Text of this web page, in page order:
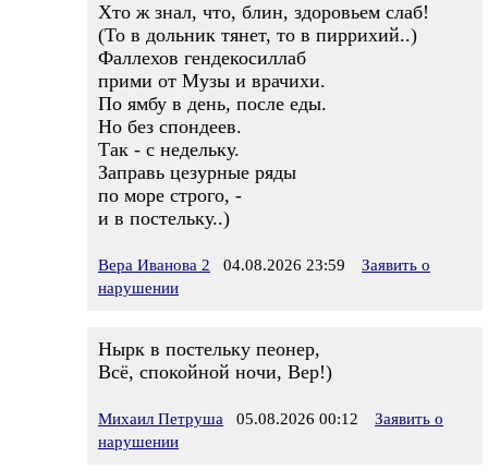
Хто ж знал, что, блин, здоровьем слаб!
(То в дольник тянет, то в пиррихий..)
Фаллехов гендекосиллаб
прими от Музы и врачихи.
По ямбу в день, после еды.
Но без спондеев.
Так - с недельку.
Заправь цезурные ряды
по море строго, -
и в постельку..)
Вера Иванова 2 04.08.2026 23:59
Заявить о
нарушении
Нырк в постельку пеонер,
Всё, спокойной ночи, Вер!)
Михаил Петруша 05.08.2026 00:12
Заявить о
нарушении